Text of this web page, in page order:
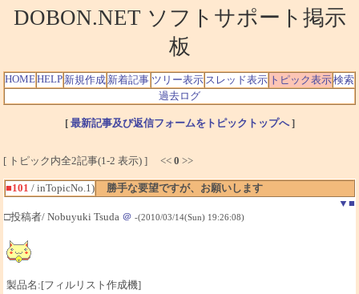
DOBON.NET ソフトサポート掲示
板
HOMEHELP 新規作成 新着記事 ツリー表示 スレッド表示 トピック表示検索
過去ログ
[ 最新記事及び返信フォームをトピックトップへ]
[ トピック内全2記事(1-2 表示) ] << 0 >>
■101 / inTopicNo.1)
勝手な要望ですが、お願いします
▼ ■
□投稿者/ Nobuyuki Tsuda ＠ -(2010/03/14(Sun) 19:26:08)
製品名:[フィルリスト作成機]